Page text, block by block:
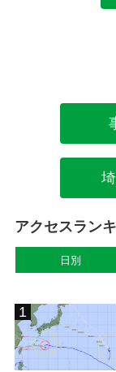
アクセスラン
日別